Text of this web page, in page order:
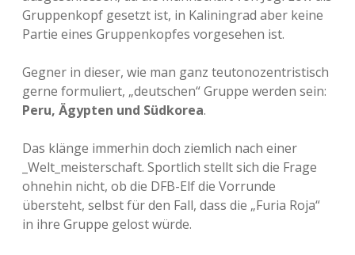
Gruppenkopf gesetzt ist, in Kaliningrad aber keine
Partie eines Gruppenkopfes vorgesehen ist.
Gegner in dieser, wie man ganz teutonozentristisch
gerne formuliert, „deutschen“ Gruppe werden sein:
Peru, Ägypten und Südkorea.
Das klänge immerhin doch ziemlich nach einer
_Welt_meisterschaft. Sportlich stellt sich die Frage
ohnehin nicht, ob die DFB-Elf die Vorrunde
übersteht, selbst für den Fall, dass die „Furia Roja“
in ihre Gruppe gelost würde.